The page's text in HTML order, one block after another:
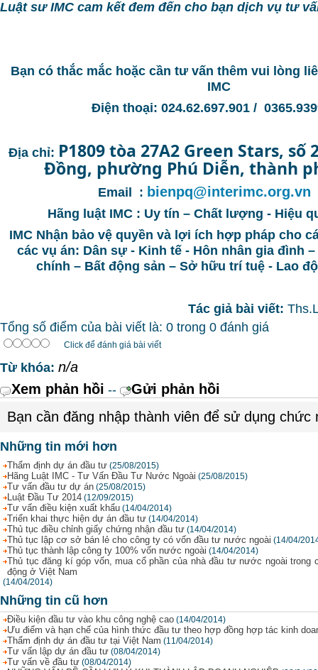
Luật sư IMC cam kết đem đến cho bạn dịch vụ tư
Bạn có thắc mắc hoặc cần tư vấn thêm vui lòng
IMC
Điện thoại: 024.62.697.901 /
Địa chỉ: P1809 tòa 27A2 Green Stars, số
Đồng, phường Phú Diễn, thành
Email : bienpq@interimc.org.vn
Hãng luật IMC : Uy tín – Chất lượng - Hiệu
IMC Nhận bảo vệ quyền và lợi ích hợp pháp cho
các vụ án: Dân sự - Kinh tế - Hôn nhân gia đình
chính – Bất động sản – Sở hữu trí tuệ - Lao
Tác giả bài viết:
Tổng số điểm của bài viết là: 0 trong 0 đánh giá
Click để đánh giá bài viết
Từ khóa: n/a
Xem phản hồi --
Gửi phản hồi
Bạn cần đăng nhập thành viên để sử dụng chức
Những tin mới hơn
Thẩm định dự án đầu tư (25/08/2015)
Hãng Luật IMC - Tư Vấn Đầu Tư Nước Ngoài (25/08/2015)
Tư vấn đầu tư dự án (25/08/2015)
Luật Đầu Tư 2014 (12/09/2015)
Tư vấn điều kiện xuất khẩu (14/04/2014)
Triển khai thực hiện dự án đầu tư (14/04/2014)
Thủ tục điều chỉnh giấy chứng nhận đầu tư (14/04/2014)
Thủ tục lập cơ sở bán lẻ cho công ty có vốn đầu tư nước ngoài (14/04/
Thủ tục thành lập công ty 100% vốn nước ngoài (14/04/2014)
Thủ tục đăng kí góp vốn, mua cổ phần của nhà đầu tư nước ngoài trong
động ở Việt Nam
(14/04/2014)
Những tin cũ hơn
Điều kiện đầu tư vào khu công nghệ cao (14/04/2014)
Ưu điểm và hạn chế của hình thức đầu tư theo hợp đồng hợp tác kinh
Thẩm định dự án đầu tư tại Việt Nam (11/04/2014)
Tư vấn lập dự án đầu tư (08/04/2014)
Tư vấn về đầu tư (08/04/2014)